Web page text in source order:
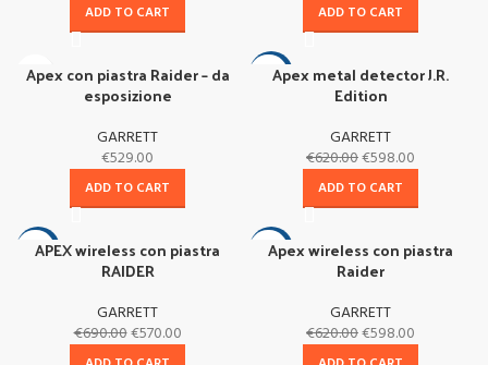
ADD TO CART ADD TO CART
Apex con piastra Raider – da
esposizione
GARRETT
€529.00
ADD TO CART
-4%
Apex metal detector J.R.
Edition
GARRETT
€620.00€598.00
ADD TO CART
-17%
APEX wireless con piastra
RAIDER
GARRETT
€690.00€570.00
-4%
Apex wireless con piastra
Raider
GARRETT
€620.00€598.00